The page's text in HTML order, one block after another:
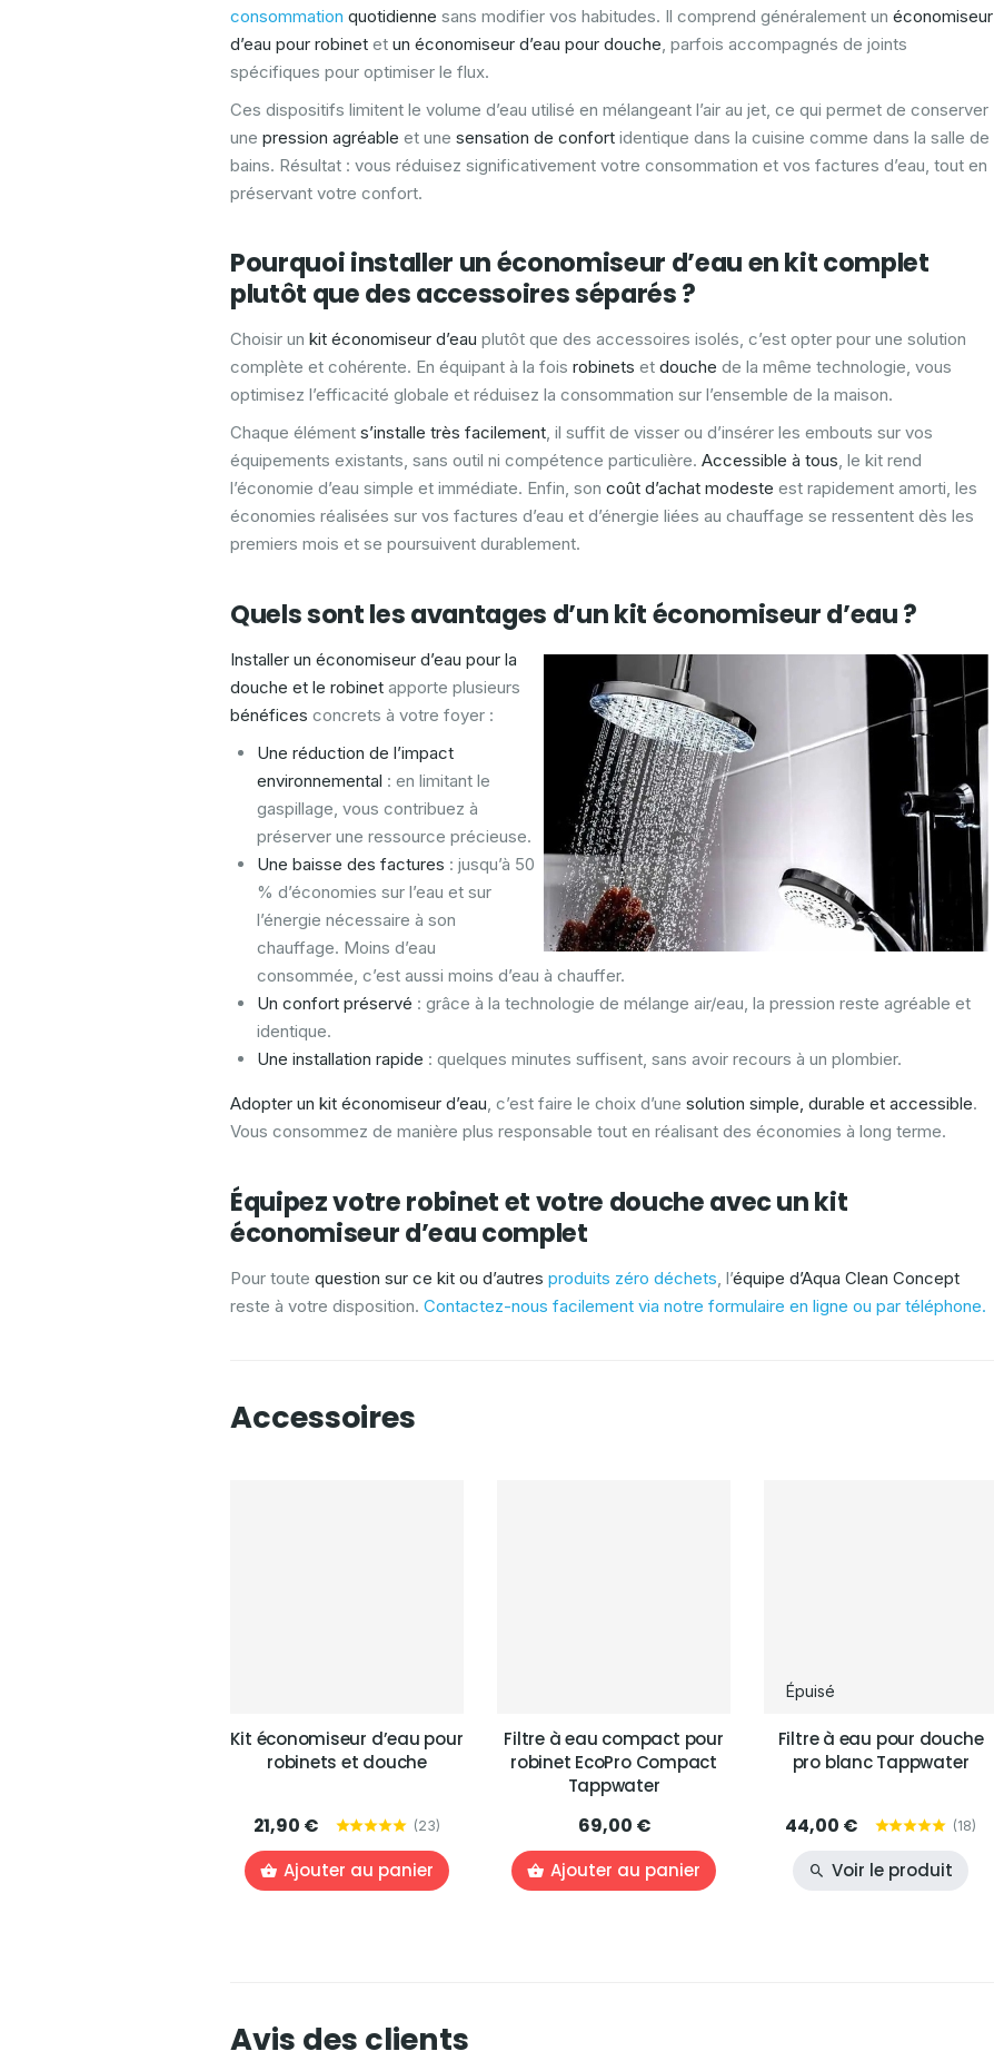
consommation quotidienne sans modifier vos habitudes. Il comprend généralement un économiseur
d’eau pour robinet et un économiseur d’eau pour douche , parfois accompagnés de joints
spécifiques pour optimiser le flux.
Ces dispositifs limitent le volume d’eau utilisé en mélangeant l’air au jet, ce qui permet de conserver
une pression agréable et une sensation de confort identique dans la cuisine comme dans la salle de
bains. Résultat : vous réduisez significativement votre consommation et vos factures d’eau, tout en
préservant votre confort.
Pourquoi installer un économiseur d’eau en kit complet
plutôt que des accessoires séparés ?
Choisir un kit économiseur d’eau plutôt que des accessoires isolés, c’est opter pour une solution
complète et cohérente. En équipant à la fois robinets et douche de la même technologie, vous
optimisez l’efficacité globale et réduisez la consommation sur l’ensemble de la maison.
Chaque élément s’installe très facilement, il suffit de visser ou d’insérer les embouts sur vos
équipements existants, sans outil ni compétence particulière. Accessible à tous, le kit rend
l’économie d’eau simple et immédiate. Enfin, son coût d’achat modeste est rapidement amorti, les
économies réalisées sur vos factures d’eau et d’énergie liées au chauffage se ressentent dès les
premiers mois et se poursuivent durablement.
Quels sont les avantages d’un kit économiseur d’eau ?
Installer un économiseur d’eau pour la
douche et le robinet apporte plusieurs
bénéfices concrets à votre foyer :
Une réduction de l’impact
environnemental : en limitant le
gaspillage, vous contribuez à
préserver une ressource précieuse.
Une baisse des factures : jusqu’à 50
% d’économies sur l’eau et sur
l’énergie nécessaire à son
chauffage. Moins d’eau
consommée, c’est aussi moins d’eau à chauffer.
Un confort préservé : grâce à la technologie de mélange air/eau, la pression reste agréable et
identique.
Une installation rapide : quelques minutes suffisent, sans avoir recours à un plombier.
Adopter un kit économiseur d’eau, c’est faire le choix d’une solution simple, durable et accessible.
Vous consommez de manière plus responsable tout en réalisant des économies à long terme.
Équipez votre robinet et votre douche avec un kit
économiseur d’eau complet
Pour toute question sur ce kit ou d’autres produits zéro déchets , l’équipe d’Aqua Clean Concept
reste à votre disposition. Contactez-nous facilement via notre formulaire en ligne ou par téléphone.
Accessoires
Kit économiseur d’eau pour
robinets et douche
21,90 € (23)
Ajouter au panier
Filtre à eau compact pour
robinet EcoPro Compact
Tappwater
69,00 €
Ajouter au panier
Épuisé
Filtre à eau pour douche
pro blanc Tappwater
44,00 € (18)
Voir le produit
Avis des clients